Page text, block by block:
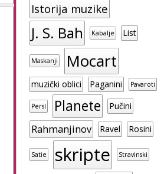
Istorija muzike
J. S. Bah Kabalje List
Maskanji Mocart
muzički oblici Paganini Pavaroti
Persl Planete Pučini
Rahmanjinov Ravel Rosini
Satie skripte Stravinski